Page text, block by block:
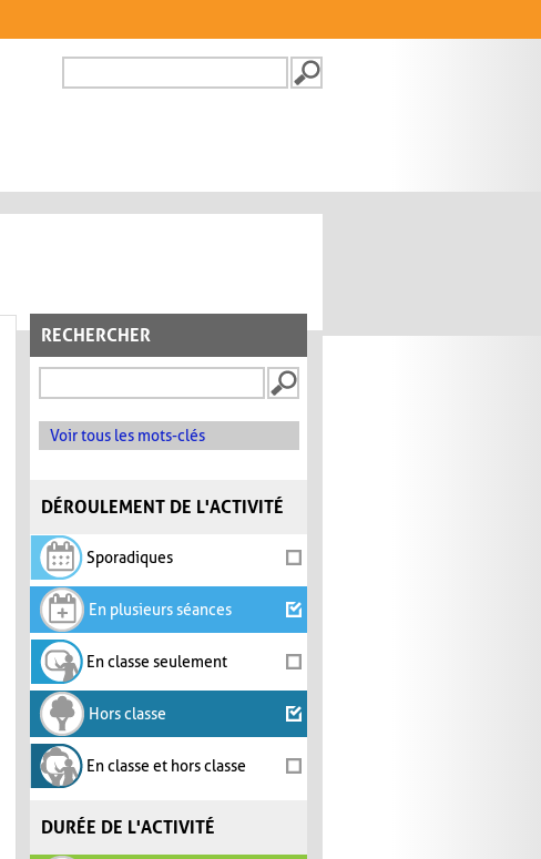
FORMULAIRE DE
RECHERCHER
Voir tous les mots-clés
DÉROULEMENT DE L'ACTIVITÉ
Sporadiques
En plusieurs séances
En classe seulement
Hors classe
En classe et hors classe
DURÉE DE L'ACTIVITÉ